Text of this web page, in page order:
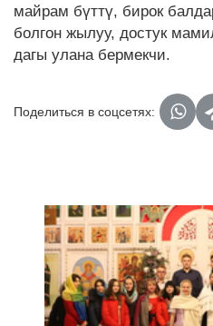
майрам бүттү, бирок
болгон жылуу, достук
дагы улана бермекчи.
Поделиться в соцсетях: